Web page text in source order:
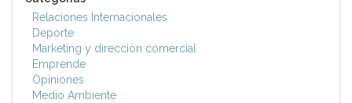
Relaciones Internacionales
Deporte
Marketing y dirección comercial
Emprende
Opiniones
Medio Ambiente